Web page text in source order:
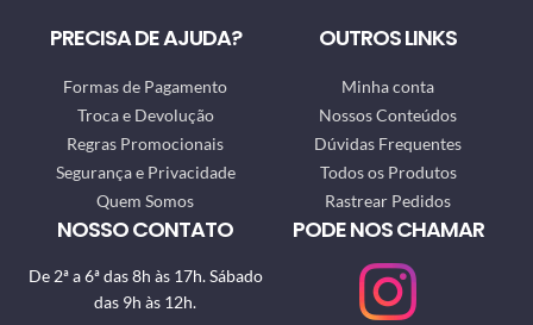
PRECISA DE AJUDA?
Formas de Pagamento
Troca e Devolução
Regras Promocionais
Segurança e Privacidade
Quem Somos
OUTROS LINKS
Minha conta
Nossos Conteúdos
Dúvidas Frequentes
Todos os Produtos
Rastrear Pedidos
NOSSO CONTATO
De 2ª a 6ª das 8h às 17h. Sábado
das 9h às 12h.
PODE NOS CHAMAR